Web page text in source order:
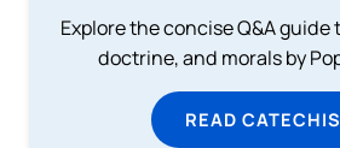
Explore the concise Q&A
doctrine, and morals by
READ